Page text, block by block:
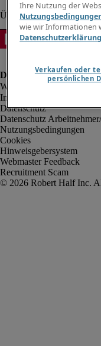
Impressum
Datenschutz
Datenschutz
Nutzungsbedingungen
Cookies
Hinweisgebersystem
Webmaster Feedback
Recruitment Scam
Ihre Nutzung der
wie wir Informationen
Datenschutzerklärung
Verkaufen oder
persönlichen